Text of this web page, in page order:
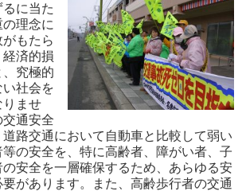
に当た
理念に
もたら
済的損
究極的
社会を
りませ
交通安全
路交通において自動車と比較して弱い
の安全を、特に高齢者、障がい者、子
安全を一層確保するため、あらゆる安
があります。また、高齢歩行者の交通